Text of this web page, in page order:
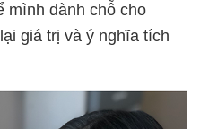
mình dành chỗ cho
giá trị và ý nghĩa tích